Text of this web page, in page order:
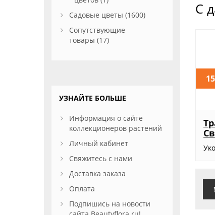
С
Садовые цветы (1600)
Сопутствующие
товары (17)
УЗНАЙТЕ БОЛЬШЕ
Информация о сайте
коллекционеров растений
Личный кабинет
Свяжитесь с нами
Доставка заказа
Оплата
Подпишись на новости